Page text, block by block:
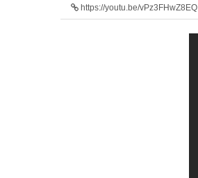
https://youtu.be/vPz3FHwZ8EQ